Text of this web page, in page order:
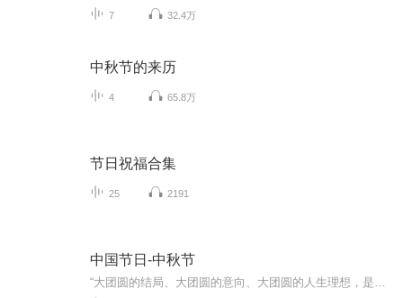
7 32.4万
中秋节的来历
4 65.8万
节日祝福合集
25 2191
中国节日-中秋节